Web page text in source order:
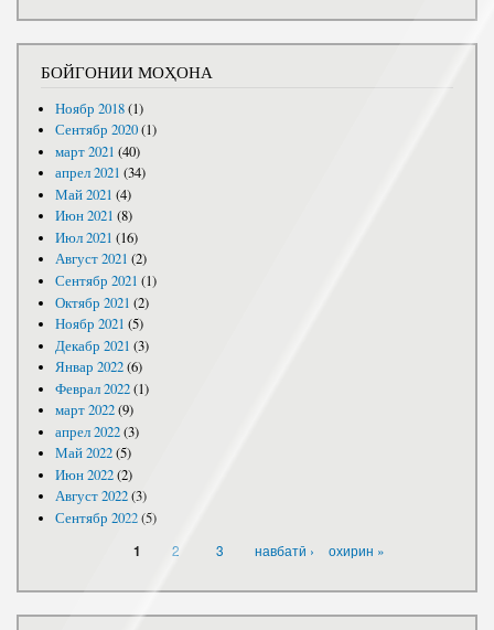
БОЙГОНИИ МОҲОНА
Ноябр 2018(1)
Сентябр 2020(1)
март 2021 (40)
апрел 2021 (34)
Май 2021 (4)
Июн 2021 (8)
Июл 2021 (16)
Август 2021 (2)
Сентябр 2021 (1)
Октябр 2021 (2)
Ноябр 2021 (5)
Декабр 2021 (3)
Январ 2022(6)
Феврал 2022(1)
март 2022(9)
апрел 2022(3)
Май 2022(5)
Июн 2022(2)
Август 2022(3)
Сентябр 2022(5)
1 2 3 навбатӣ › охирин »